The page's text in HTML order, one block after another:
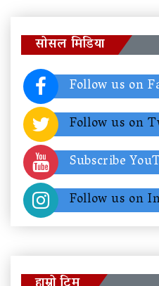
सोसल मिडिया
Follow us on
Follow us on
Subscribe
Follow us on